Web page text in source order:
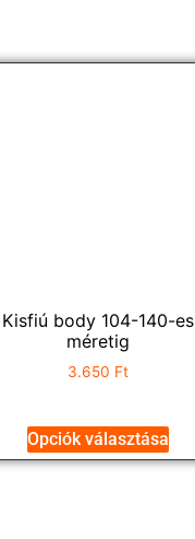
Kisfiú body 104-140-es
méretig
3.650 Ft
Opciók választása